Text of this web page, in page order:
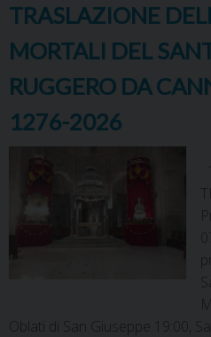
TRASLAZIONE
MORTALI DEL
RUGGERO DA
1276-2026
Oblati di San Giuseppe 19:00,